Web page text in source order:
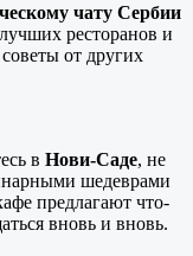
чату Сербии
ресторанов и
от других
в Нови-Саде, не
шедеврами
предлагают что-
вновь и вновь.